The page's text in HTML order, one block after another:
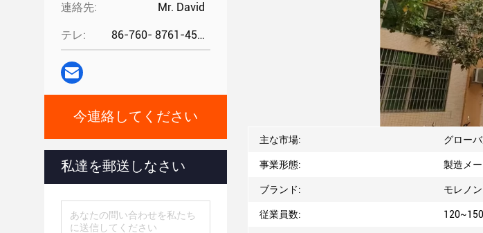
連絡先: Mr. David
テレ: 86-760- 8761-4582
今連絡してください
私達を郵送しなさい
主な市場: グロー
事業形態: 製造メ
ブランド: モレノン
従業員数: 120~150